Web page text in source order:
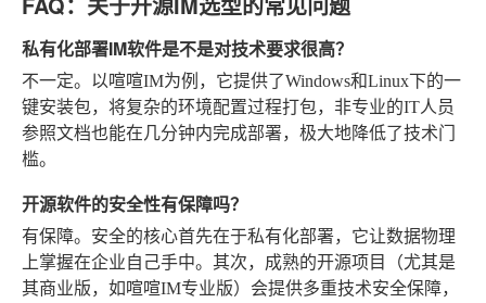
私有化部署IM软件是不是对技术要求很高？
不一定。以喧喧IM为例，它提供了Windows和Linux下的一
键安装包，将复杂的环境配置过程打包，非专业的IT人员
参照文档也能在几分钟内完成部署，极大地降低了技术门
槛。
开源软件的安全性有保障吗？
有保障。安全的核心首先在于私有化部署，它让数据物理
上掌握在企业自己手中。其次，成熟的开源项目（尤其是
其商业版，如喧喧IM专业版）会提供多重技术安全保障，